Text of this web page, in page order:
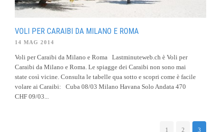
VOLI PER CARAIBI DA MILANO E ROMA
14 MAG 2014
Voli per Caraibi da Milano e Roma Lastminuteweb.ch è Voli per
Caraibi da Milano e Roma. Le spiagge dei Caraibi non sono mai
state così vicine. Consulta le tabelle qua sotto e scopri come è facile
volare ai Caraibi: Cuba 08/03 Milano Havana Solo Andata 470
CHF 09/03...
1 2 3